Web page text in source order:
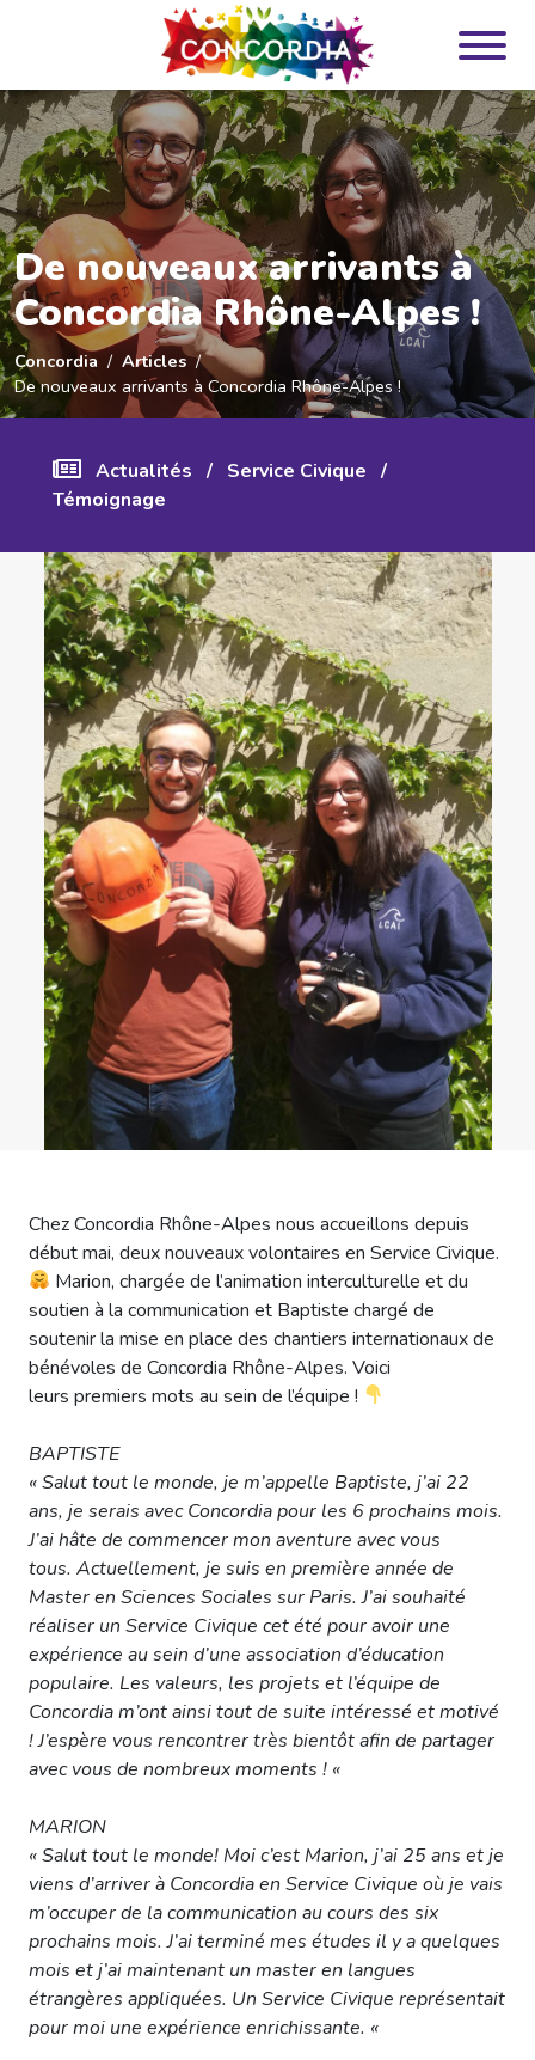
De nouveaux arrivants à
Concordia Rhône-Alpes !
Concordia
Articles
De nouveaux arrivants à Concordia Rhône-Alpes !
Actualités / Service Civique /
Témoignage
Chez Concordia Rhône-Alpes nous accueillons depuis
début mai, deux nouveaux volontaires en Service Civique.
Marion, chargée de l’animation interculturelle et du
soutien à la communication et Baptiste chargé de
soutenir la mise en place des chantiers internationaux de
bénévoles de Concordia Rhône-Alpes. Voici
leurs premiers mots au sein de l’équipe !
BAPTISTE
« Salut tout le monde, je m’appelle Baptiste, j’ai 22
ans, je serais avec Concordia pour les 6 prochains mois.
J’ai hâte de commencer mon aventure avec vous
tous. Actuellement, je suis en première année de
Master en Sciences Sociales sur Paris. J’ai souhaité
réaliser un Service Civique cet été pour avoir une
expérience au sein d’une association d’éducation
populaire. Les valeurs, les projets et l’équipe de
Concordia m’ont ainsi tout de suite intéressé et motivé
! J’espère vous rencontrer très bientôt afin de partager
avec vous de nombreux moments ! «
MARION
« Salut tout le monde! Moi c’est Marion, j’ai 25 ans et je
viens d’arriver à Concordia en Service Civique où je vais
m’occuper de la communication au cours des six
prochains mois. J’ai terminé mes études il y a quelques
mois et j’ai maintenant un master en langues
étrangères appliquées. Un Service Civique représentait
pour moi une expérience enrichissante. «
Panneau de gestion des cookies